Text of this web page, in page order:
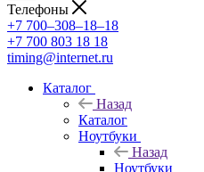
Телефоны
+7 700‒308‒18‒18
+7 700 803 18 18
timing@internet.ru
Каталог
Назад
Каталог
Ноутбуки
Назад
Ноутбуки